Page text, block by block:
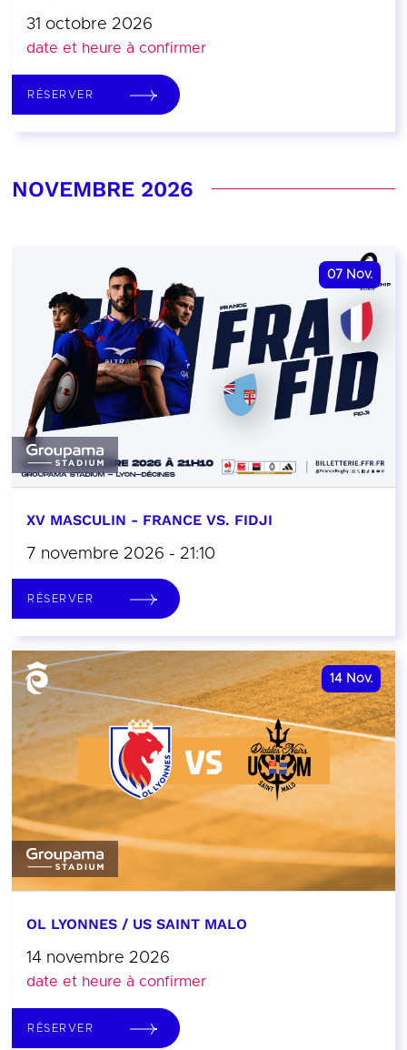
31 octobre 2026
date et heure à confirmer
RÉSERVER
NOVEMBRE 2026
07 Nov.
XV MASCULIN - FRANCE VS. FIDJI
7 novembre 2026 - 21:10
RÉSERVER
14 Nov.
OL LYONNES / US SAINT MALO
14 novembre 2026
date et heure à confirmer
RÉSERVER